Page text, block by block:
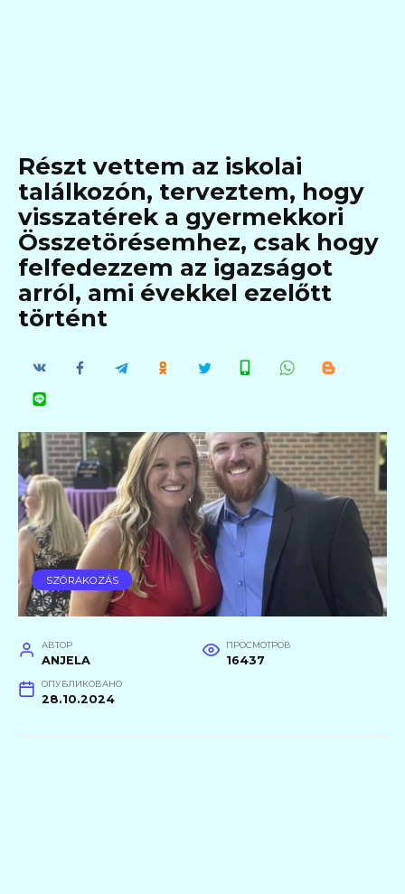
Részt vettem az iskolai
találkozón, terveztem, hogy
visszatérek a gyermekkori
Összetörésemhez, csak hogy
felfedezzem az igazságot
arról, ami évekkel ezelőtt
történt
SZÓRAKOZÁS
АВТОР
ANJELA
ПРОСМОТРОВ
16437
ОПУБЛИКОВАНО
28.10.2024